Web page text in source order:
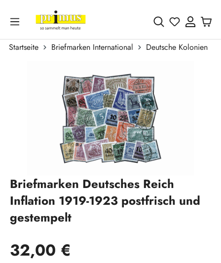
Zum Hauptinhalt springen
Du hast 0
Startseite Briefmarken International Deutsche Kolonien
Briefmarken Deutsches Reich
Inflation 1919-1923 postfrisch und
gestempelt
Regulärer Preis:
32,00 €